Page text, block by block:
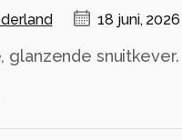
18 juni, 2026
glanzende snuitkever.